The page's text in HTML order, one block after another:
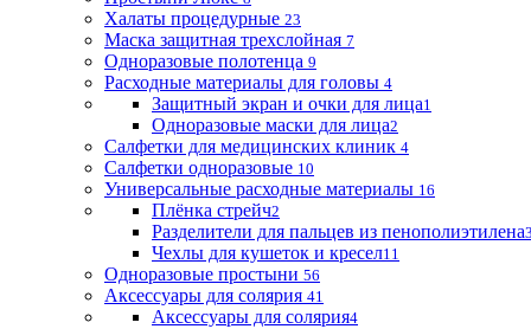
Халаты процедурные 23
Маска защитная трехслойная 7
Одноразовые полотенца 9
Расходные материалы для головы 4
Защитный экран и очки для лица1
Одноразовые маски для лица2
Салфетки для медицинских клиник 4
Салфетки одноразовые 10
Универсальные расходные материалы 16
Плёнка стрейч2
Разделители для пальцев из пенополиэтилена3
Чехлы для кушеток и кресел11
Одноразовые простыни 56
Аксессуары для солярия 41
Аксессуары для солярия4